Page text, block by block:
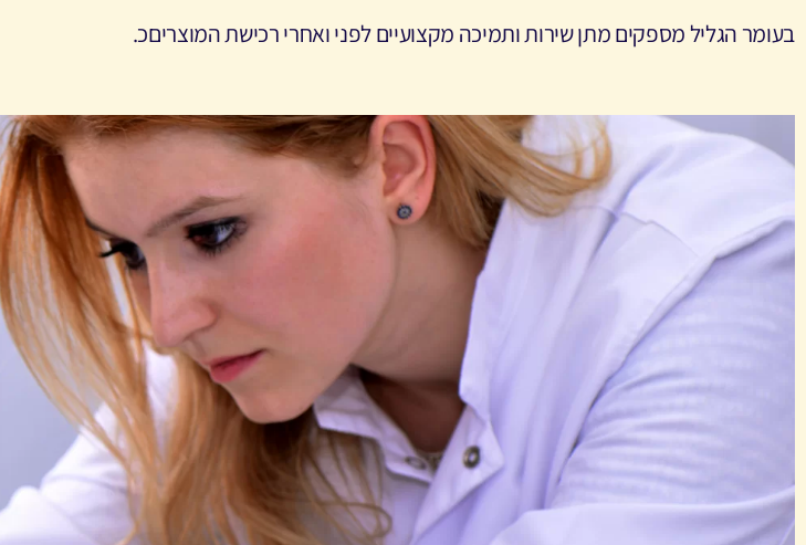
בעומר הגליל מספקים מתן שירות ותמיכה מקצועיים לפני ואחרי רכישת המוצרים.כ